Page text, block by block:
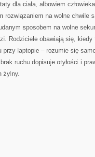
dla ciała, albowiem
rozwiązaniem na wolne chwile
sposobem na wolne
Rodziciele obawiają się, kiedy
przy laptopie – rozumie się
ruchu dopisuje otyłości i
żylny.